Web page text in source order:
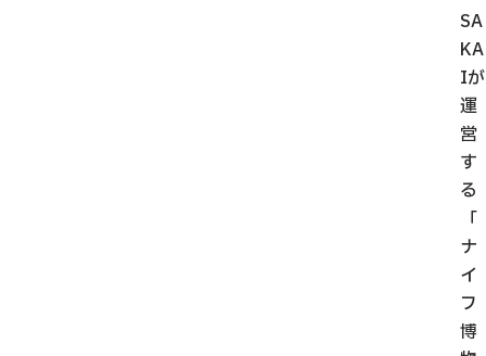
SA
KA
Iが
運
営
す
る
「
ナ
イ
フ
博